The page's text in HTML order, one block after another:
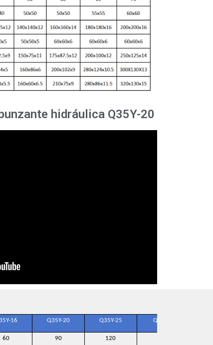
hidráulica Q35Y-20
16 Q35Y-20 Q35Y-25 Q35Y-30
60 90 120